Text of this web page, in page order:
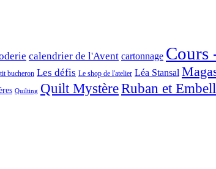
calendrier de l'Avent cartonnage Cours
bucheron Les défis Le shop de l'atelier Léa Stansal
Quilting Quilt MystèreRuban et